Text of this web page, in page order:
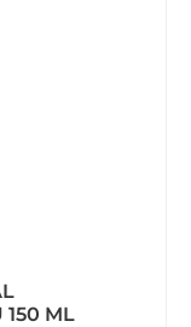
150 ML